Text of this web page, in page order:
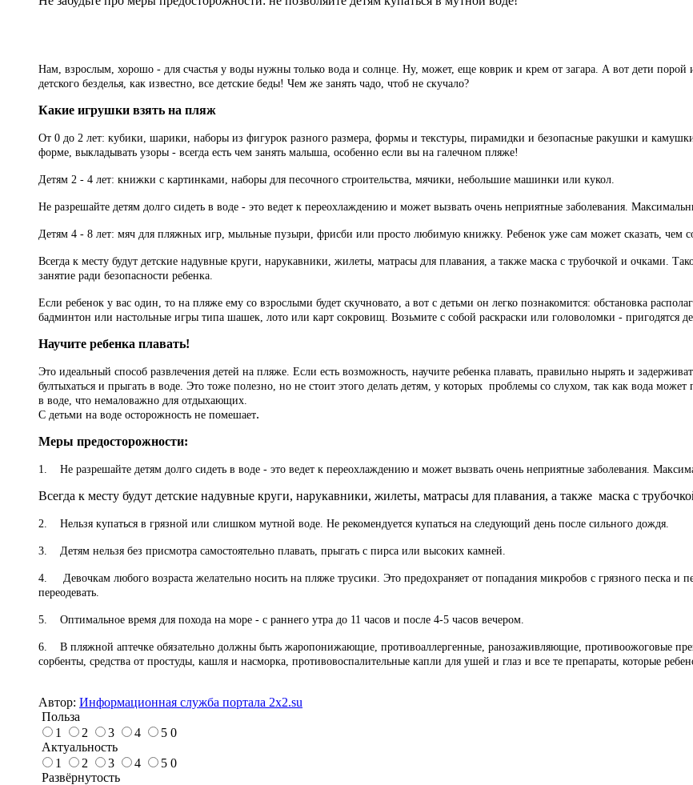
Нам, взрослым, хорошо - для счастья у воды нужны только вода и солнце. Ну, может, еще коврик и крем от загара. А вот дети
детского безделья, как известно, все детские беды! Чем же занять чадо, чтоб не скучало?
Какие игрушки взять на пляж
От 0 до 2 лет: кубики, шарики, наборы из фигурок разного размера, формы и текстуры, пирамидки и безопасные ракушки и
форме, выкладывать узоры - всегда есть чем занять малыша, особенно если вы на галечном пляже!
Детям 2 - 4 лет: книжки с картинками, наборы для песочного строительства, мячики, небольшие машинки или кукол.
Не разрешайте детям долго сидеть в воде - это ведет к переохлаждению и может вызвать очень неприятные заболевания.
Детям 4 - 8 лет: мяч для пляжных игр, мыльные пузыри, фрисби или просто любимую книжку. Ребенок уже сам может сказать, чем
Всегда к месту будут детские надувные круги, нарукавники, жилеты, матрасы для плавания, а также маска с трубочкой и очками.
занятие ради безопасности ребенка.
Если ребенок у вас один, то на пляже ему со взрослыми будет скучновато, а вот с детьми он легко познакомится: обстановка
бадминтон или настольные игры типа шашек, лото или карт сокровищ. Возьмите с собой раскраски или головоломки - пригодятся
Научите ребенка плавать!
Это идеальный способ развлечения детей на пляже. Если есть возможность, научите ребенка плавать, правильно нырять и
бултыхаться и прыгать в воде. Это тоже полезно, но не стоит этого делать детям, у которых проблемы со слухом, так как вода
в воде, что немаловажно для отдыхающих.
С детьми на воде осторожность не помешает.
Меры предосторожности:
1. Не разрешайте детям долго сидеть в воде - это ведет к переохлаждению и может вызвать очень неприятные заболевания.
Всегда к месту будут детские надувные круги, нарукавники, жилеты, матрасы для плавания, а также маска с
2. Нельзя купаться в грязной или слишком мутной воде. Не рекомендуется купаться на следующий день после сильного дождя.
3. Детям нельзя без присмотра самостоятельно плавать, прыгать с пирса или высоких камней.
4. Девочкам любого возраста желательно носить на пляже трусики. Это предохраняет от попадания микробов с грязного песка
переодевать.
5. Оптимальное время для похода на море - с раннего утра до 11 часов и после 4-5 часов вечером.
6. В пляжной аптечке обязательно должны быть жаропонижающие, противоаллергенные, ранозаживляющие, противоожоговые
сорбенты, средства от простуды, кашля и насморка, противовоспалительные капли для ушей и глаз и все те препараты, которые
Автор: Информационная служба портала 2x2.su
Польза
1
2 3 4 5 0
Актуальность
1
2 3 4 5 0
Развёрнутость